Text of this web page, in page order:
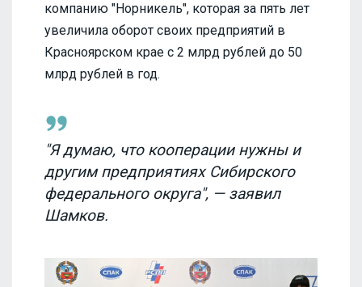
компанию "Норникель", которая за пять лет
увеличила оборот своих предприятий в
Красноярском крае с 2 млрд рублей до 50
млрд рублей в год.
"Я думаю, что кооперации нужны и
другим предприятиях Сибирского
федерального округа", — заявил
Шамков.